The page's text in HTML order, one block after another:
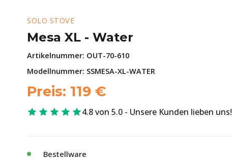
SOLO STOVE
Mesa XL - Water
Artikelnummer: OUT-70-610
Modellnummer: SSMESA-XL-WATER
Preis: 119 €
4.8 von 5.0 - Unsere Kunden lieben uns!
Bestellware